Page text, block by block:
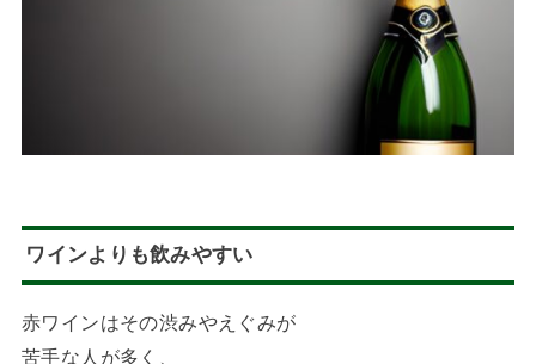
ワインよりも飲みやすい
赤ワインはその渋みやえぐみが
苦手な人が多く、